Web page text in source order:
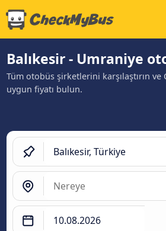
Balıkesir - Umraniye
Tüm otobüs şirketlerini karşılaştırın ve
uygun fiyatı bulun.